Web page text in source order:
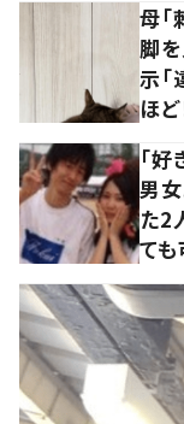
母「
脚
示「
ほど
「
男
た2
ても